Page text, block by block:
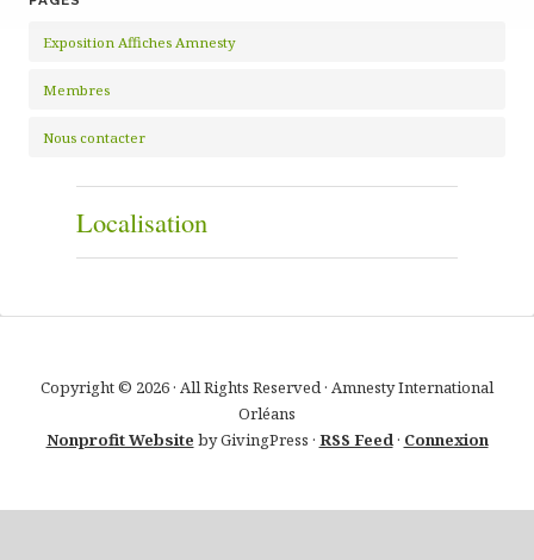
Exposition Affiches Amnesty
Membres
Nous contacter
Localisation
Copyright © 2026 · All Rights Reserved · Amnesty International
Orléans
Nonprofit Website by GivingPress · RSS Feed· Connexion